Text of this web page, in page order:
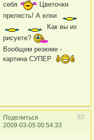
себя
Цветочки
прелесть! А елки
Как вы их
рисуете?
Вообщем резюме -
картина СУПЕР
Поделиться
62
2009-03-05 00:54:33